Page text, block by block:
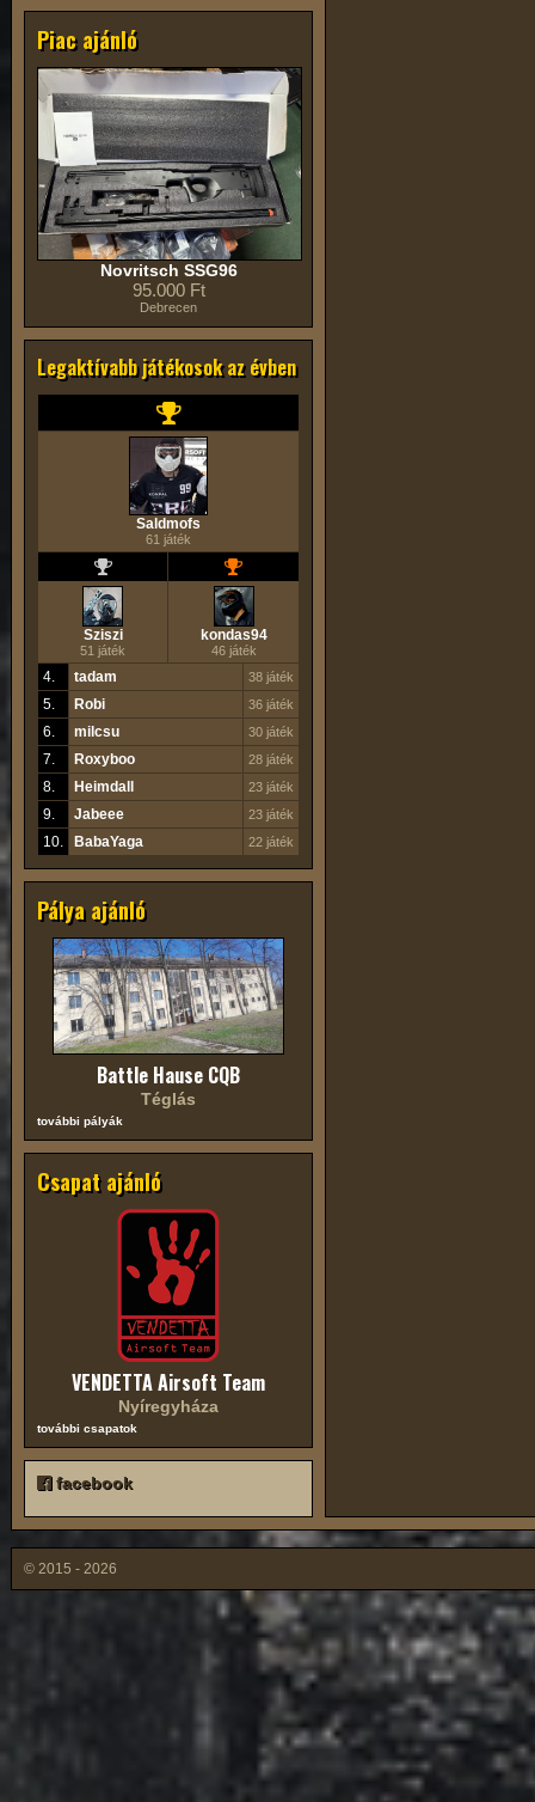
Piac ajánló
Novritsch SSG96
95.000 Ft
Debrecen
Legaktívabb játékosok az évben
Saldmofs
61 játék
Sziszi
51 játék
kondas94
46 játék
4. tadam 38 játék
5. Robi 36 játék
6. milcsu 30 játék
7. Roxyboo 28 játék
8. Heimdall 23 játék
9. Jabeee 23 játék
10. BabaYaga 22 játék
Pálya ajánló
Battle Hause CQB
Téglás
további pályák
Csapat ajánló
VENDETTA Airsoft Team
Nyíregyháza
további csapatok
facebook
© 2015 - 2026